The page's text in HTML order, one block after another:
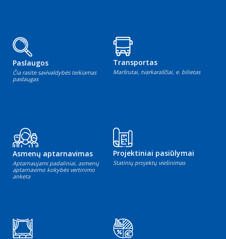
Paslaugos
Čia rasite savivaldybės teikiamas
paslaugas
Transportas
Maršrutai, tvarkaraščiai, e. bilietas
Asmenų aptarnavimas
Aptarnaujami padaliniai, asmenų
aptarnavimo kokybės vertinimo
anketa
Projektiniai pasiūlymai
Statinių projektų viešinimas